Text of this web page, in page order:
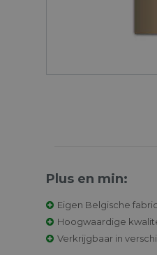
Plus en min:
Eigen Belgische
Hoogwaardige
Verkrijgbaar in